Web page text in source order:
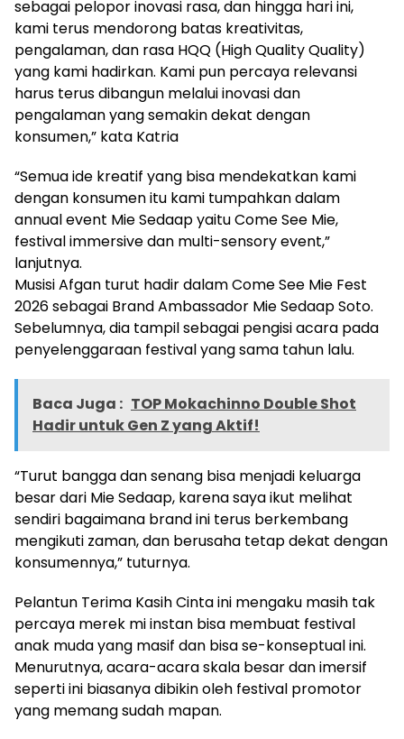
sebagai pelopor inovasi rasa, dan hingga hari ini,
kami terus mendorong batas kreativitas,
pengalaman, dan rasa HQQ (High Quality Quality)
yang kami hadirkan. Kami pun percaya relevansi
harus terus dibangun melalui inovasi dan
pengalaman yang semakin dekat dengan
konsumen,” kata Katria
“Semua ide kreatif yang bisa mendekatkan kami
dengan konsumen itu kami tumpahkan dalam
annual event Mie Sedaap yaitu Come See Mie,
festival immersive dan multi-sensory event,”
lanjutnya.
Musisi Afgan turut hadir dalam Come See Mie Fest
2026 sebagai Brand Ambassador Mie Sedaap Soto.
Sebelumnya, dia tampil sebagai pengisi acara pada
penyelenggaraan festival yang sama tahun lalu.
Baca Juga : TOP Mokachinno Double Shot
Hadir untuk Gen Z yang Aktif!
“Turut bangga dan senang bisa menjadi keluarga
besar dari Mie Sedaap, karena saya ikut melihat
sendiri bagaimana brand ini terus berkembang
mengikuti zaman, dan berusaha tetap dekat dengan
konsumennya,” tuturnya.
Pelantun Terima Kasih Cinta ini mengaku masih tak
percaya merek mi instan bisa membuat festival
anak muda yang masif dan bisa se-konseptual ini.
Menurutnya, acara-acara skala besar dan imersif
seperti ini biasanya dibikin oleh festival promotor
yang memang sudah mapan.